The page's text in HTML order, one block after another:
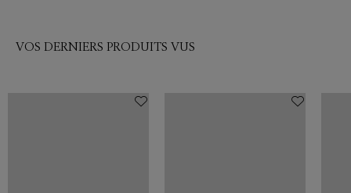
VOS DERNIERS PRODUITS VUS